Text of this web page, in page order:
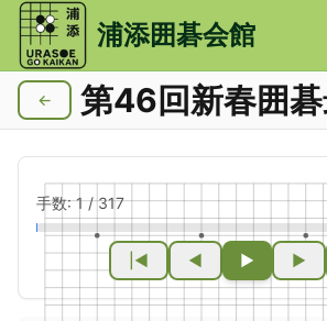
メインコンテンツにスキップ
浦添囲碁会館
←
手数:1/317
|◀ ◀ ▶ ▶